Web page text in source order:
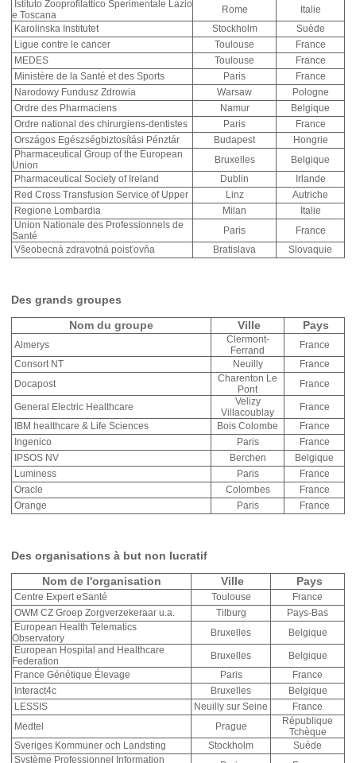
Istituto Zooprofilattico Sperimentale Lazio
e Toscana
Rome
Italie
Karolinska Institutet
Stockholm
Suède
Ligue contre le cancer
Toulouse
France
MEDES
Toulouse
France
Ministère de la Santé et des Sports
Paris
France
Narodowy Fundusz Zdrowia
Warsaw
Pologne
Ordre des Pharmaciens
Namur
Belgique
Ordre national des chirurgiens-dentistes
Paris
France
Országos Egészségbiztosítási Pénztár
Budapest
Hongrie
Pharmaceutical Group of the European
Union
Bruxelles
Belgique
Pharmaceutical Society of Ireland
Dublin
Irlande
Red Cross Transfusion Service of Upper
Linz
Autriche
Regione Lombardia
Milan
Italie
Union Nationale des Professionnels de
Santé
Paris
France
Všeobecná zdravotná poisťovňa
Bratislava Slovaquie
Des grands groupes
Nom du groupe
Ville Pays
Almerys
Clermont-
Ferrand
France
Consort NT
Neuilly
France
Docapost
Charenton Le
Pont
France
General Electric Healthcare
Velizy
Villacoublay
France
IBM healthcare & Life Sciences
Bois Colombe
France
Ingenico
Paris
France
IPSOS NV
Berchen
Belgique
Luminess
Paris
France
Oracle
Colombes
France
Orange
Paris France
Des organisations à but non lucratif
Nom de l'organisation
Ville Pays
Centre Expert eSanté Toulouse
France
OWM CZ Groep Zorgverzekeraar u.a.
Tilburg
Pays-Bas
European Health Telematics
Observatory
Bruxelles
Belgique
European Hospital and Healthcare
Federation
Bruxelles
Belgique
France Génétique Élevage
Paris
France
Interact4c
Bruxelles
Belgique
LESSIS
Neuilly sur Seine
France
Medtel
Prague
République
Tchèque
Sveriges Kommuner och Landsting
Stockholm
Suède
Système Professionnel Information